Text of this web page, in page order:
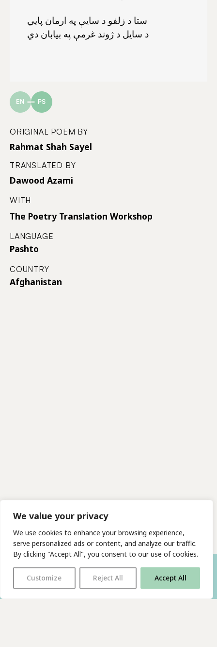
We value your privacy
We use cookies to enhance your browsing experience,
serve personalized ads or content, and analyze our traffic.
By clicking "Accept All", you consent to our use of cookies.
Customize Reject All Accept All
ستا د زلفو د سايې په ارمان پايي
د سايل د ژوند غرمې په بيابان دي
EN PS
ORIGINAL POEM BY
Rahmat Shah Sayel
TRANSLATED BY
Dawood Azami
WITH
The Poetry Translation Workshop
LANGUAGE
Pashto
COUNTRY
Afghanistan